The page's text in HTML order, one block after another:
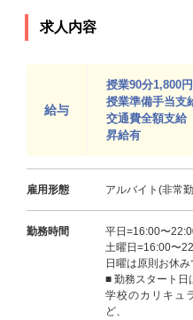
求人内容
給与
授業90分1,800
授業準備手当支
交通費全額支給
昇給有
雇用形態 アルバイト(非常
勤務時間
平日=16:00〜
土曜日=16:00〜
日曜は原則お休み
■ 勤務スタート日
学校のカリキュ
ど、